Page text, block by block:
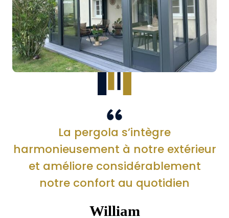
La pergola s’intègre
harmonieusement à notre extérieur
et améliore considérablement
notre confort au quotidien
William